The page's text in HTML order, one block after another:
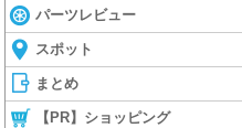
パーツレビュー
スポット
まとめ
【PR】ショッピング